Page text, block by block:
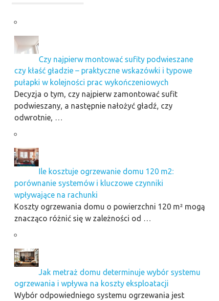
Czy najpierw montować sufity podwieszane
czy kłaść gładzie – praktyczne wskazówki i typowe
pułapki w kolejności prac wykończeniowych
Decyzja o tym, czy najpierw zamontować sufit
podwieszany, a następnie nałożyć gładź, czy
odwrotnie, …
Ile kosztuje ogrzewanie domu 120 m2:
porównanie systemów i kluczowe czynniki
wpływające na rachunki
Koszty ogrzewania domu o powierzchni 120 m² mogą
znacząco różnić się w zależności od …
Jak metraż domu determinuje wybór systemu
ogrzewania i wpływa na koszty eksploatacji
Wybór odpowiedniego systemu ogrzewania jest